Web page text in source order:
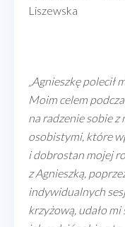
Liszewska
„Agnieszkę polecił
Moim celem
na radzenie sobie
osobistymi, które
i dobrostan mojej
z Agnieszką,
indywidualnych
krzyżową, udało